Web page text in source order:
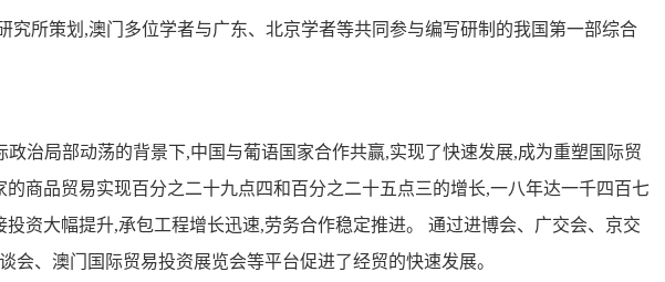
所策划,澳门多位学者与广东、北京学者等共同参与编写研制的我国第一部综合
治局部动荡的背景下,中国与葡语国家合作共赢,实现了快速发展,成为重塑国际贸
商品贸易实现百分之二十九点四和百分之二十五点三的增长,一八年达一千四百七
资大幅提升,承包工程增长迅速,劳务合作稳定推进。 通过进博会、广交会、京交
、澳门国际贸易投资展览会等平台促进了经贸的快速发展。